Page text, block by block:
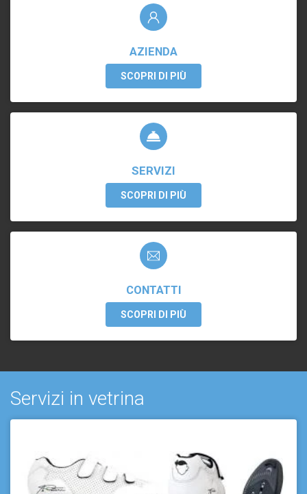
AZIENDA
SCOPRI DI PIÙ
SERVIZI
SCOPRI DI PIÙ
CONTATTI
SCOPRI DI PIÙ
Servizi in vetrina